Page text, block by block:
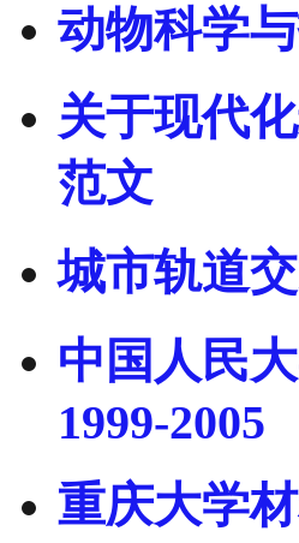
动物科学
关于现代
范文
城市轨道
中国人民
1999-2005
重庆大学